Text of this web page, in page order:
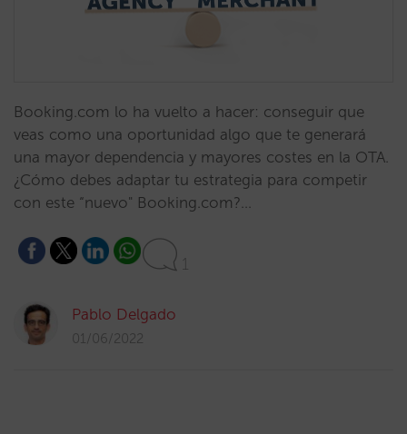
Booking.com lo ha vuelto a hacer: conseguir que
veas como una oportunidad algo que te generará
una mayor dependencia y mayores costes en la OTA.
¿Cómo debes adaptar tu estrategia para competir
con este “nuevo" Booking.com?…
1
Pablo Delgado
01/06/2022